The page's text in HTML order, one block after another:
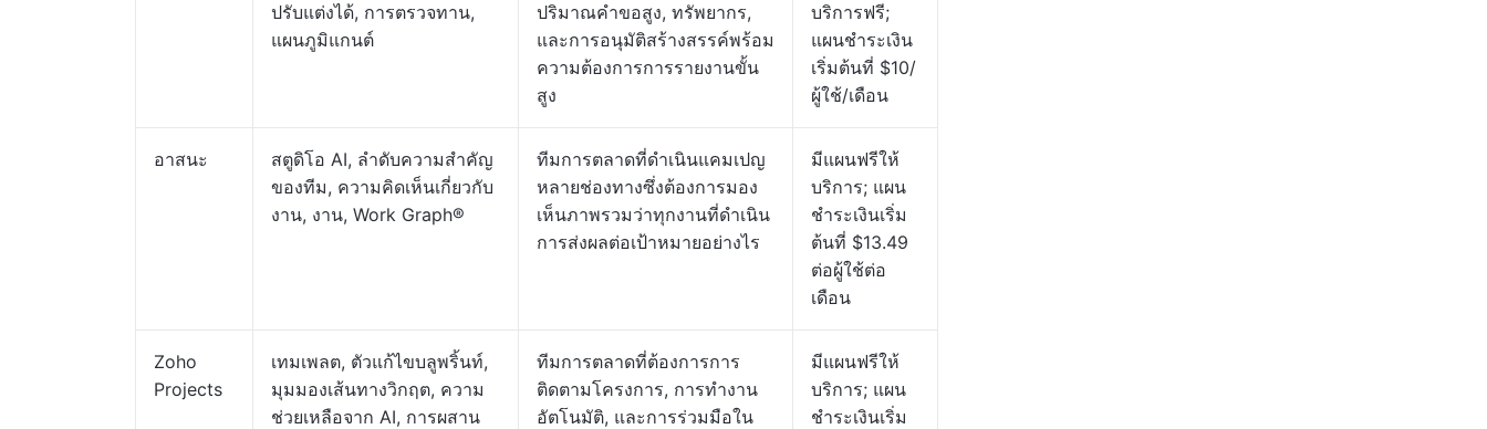
ปรับแต่งได้, การตรวจทาน,
แผนภูมิแกนต์
ปริมาณคำขอสูง, ทรัพยากร,
และการอนุมัติสร้างสรรค์พร้อม
ความต้องการการรายงานขั้น
สูง
บริการฟรี;
แผนชำระเงิน
เริ่มต้นที่ $10/
ผู้ใช้/เดือน
อาสนะ
สตูดิโอ AI, ลำดับความสำคัญ
ของทีม, ความคิดเห็นเกี่ยวกับ
งาน, งาน, Work Graph®
ทีมการตลาดที่ดำเนินแคมเปญ
หลายช่องทางซึ่งต้องการมอง
เห็นภาพรวมว่าทุกงานที่ดำเนิน
การส่งผลต่อเป้าหมายอย่างไร
มีแผนฟรีให้
บริการ; แผน
ชำระเงินเริ่ม
ต้นที่ $13.49
ต่อผู้ใช้ต่อ
เดือน
Zoho
Projects
เทมเพลต, ตัวแก้ไขบลูพริ้นท์,
มุมมองเส้นทางวิกฤต, ความ
ช่วยเหลือจาก AI, การผสาน
ทีมการตลาดที่ต้องการการ
ติดตามโครงการ, การทำงาน
อัตโนมัติ, และการร่วมมือใน
มีแผนฟรีให้
บริการ; แผน
ชำระเงินเริ่ม